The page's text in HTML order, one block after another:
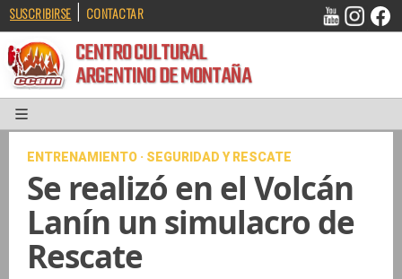
SUSCRIBIRSE | CONTACTAR
CENTRO CULTURAL
ARGENTINO DE MONTAÑA
ENTRENAMIENTO · SEGURIDAD Y RESCATE
Se realizó en el Volcán
Lanín un simulacro de
Rescate